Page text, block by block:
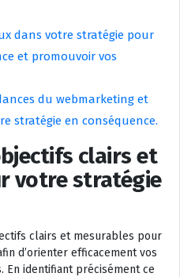
dans votre stratégie pour
et promouvoir vos
du webmarketing et
stratégie en conséquence.
clairs et
votre stratégie
clairs et mesurables pour
d’orienter efficacement vos
En identifiant précisément ce